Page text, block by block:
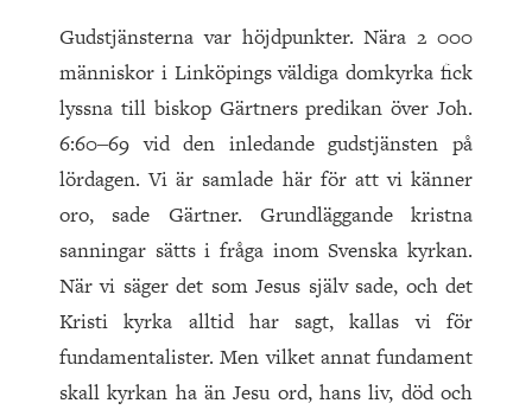
Gudstjänsterna var höjdpunkter. Nära 2 000
människor i Linköpings väldiga domkyrka fick
lyssna till biskop Gärtners predikan över Joh.
6:60‒69 vid den inledande gudstjänsten på
lördagen. Vi är samlade här för att vi känner
oro, sade Gärtner. Grundläggande kristna
sanningar sätts i fråga inom Svenska kyrkan.
När vi säger det som Jesus själv sade, och det
Kristi kyrka alltid har sagt, kallas vi för
fundamentalister. Men vilket annat fundament
skall kyrkan ha än Jesu ord, hans liv, död och